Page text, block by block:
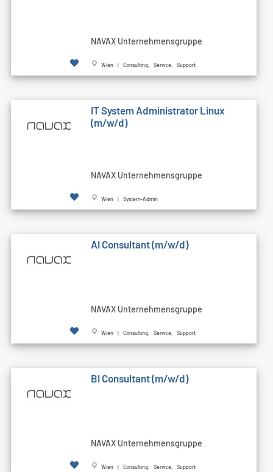
NAVAX Unternehmensgruppe
Wien | Consulting, Service, Support
IT System Administrator Linux
(m/w/d)
NAVAX Unternehmensgruppe
Wien | System-Admin
AI Consultant (m/w/d)
NAVAX Unternehmensgruppe
Wien | Consulting, Service, Support
BI Consultant (m/w/d)
NAVAX Unternehmensgruppe
Wien | Consulting, Service, Support